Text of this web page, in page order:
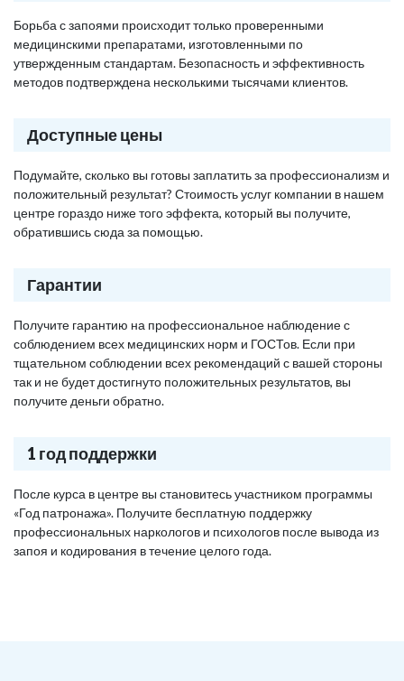
Борьба с запоями происходит только проверенными
медицинскими препаратами, изготовленными по
утвержденным стандартам. Безопасность и эффективность
методов подтверждена несколькими тысячами клиентов.
Доступные цены
Подумайте, сколько вы готовы заплатить за профессионализм и
положительный результат? Стоимость услуг компании в нашем
центре гораздо ниже того эффекта, который вы получите,
обратившись сюда за помощью.
Гарантии
Получите гарантию на профессиональное наблюдение с
соблюдением всех медицинских норм и ГОСТов. Если при
тщательном соблюдении всех рекомендаций с вашей стороны
так и не будет достигнуто положительных результатов, вы
получите деньги обратно.
1 год поддержки
После курса в центре вы становитесь участником программы
«Год патронажа». Получите бесплатную поддержку
профессиональных наркологов и психологов после вывода из
запоя и кодирования в течение целого года.